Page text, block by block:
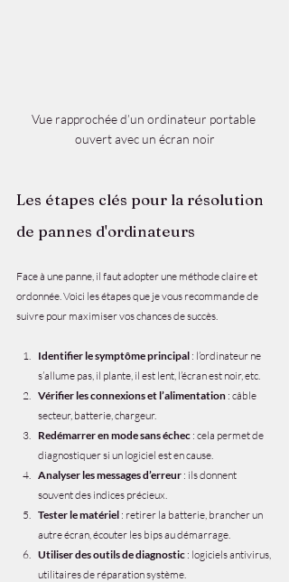
Vue rapprochée d’un ordinateur portable
ouvert avec un écran noir
Les étapes clés pour la résolution
de pannes d'ordinateurs
Face à une panne, il faut adopter une méthode claire et
ordonnée. Voici les étapes que je vous recommande de
suivre pour maximiser vos chances de succès.
Identifier le symptôme principal : l’ordinateur ne
s’allume pas, il plante, il est lent, l’écran est noir, etc.
Vérifier les connexions et l’alimentation : câble
secteur, batterie, chargeur.
Redémarrer en mode sans échec : cela permet de
diagnostiquer si un logiciel est en cause.
Analyser les messages d’erreur : ils donnent
souvent des indices précieux.
Tester le matériel : retirer la batterie, brancher un
autre écran, écouter les bips au démarrage.
Utiliser des outils de diagnostic : logiciels antivirus,
utilitaires de réparation système.